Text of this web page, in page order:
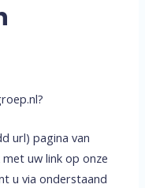
url) pagina van
uw link op onze
u via onderstaand